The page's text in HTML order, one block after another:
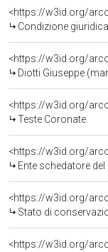
Condizione
<https://w3id.org/
Diotti Giuseppe
<https://w3id.org/
Teste Coronate
<https://w3id.org/
Ente schedatore
Stato di